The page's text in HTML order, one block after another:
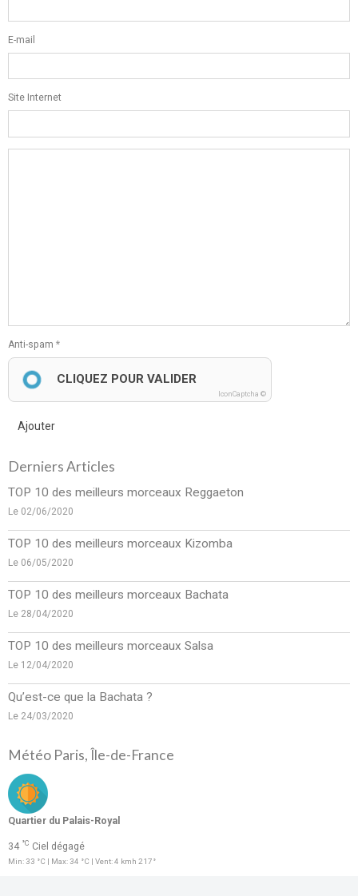
E-mail
Site Internet
Anti-spam
CLIQUEZ POUR VALIDER
IconCaptcha ©
Ajouter
Derniers Articles
TOP 10 des meilleurs morceaux Reggaeton
Le 02/06/2020
TOP 10 des meilleurs morceaux Kizomba
Le 06/05/2020
TOP 10 des meilleurs morceaux Bachata
Le 28/04/2020
TOP 10 des meilleurs morceaux Salsa
Le 12/04/2020
Qu’est-ce que la Bachata ?
Le 24/03/2020
Météo Paris, Île-de-France
Quartier du Palais-Royal
34 °C Ciel dégagé
Min: 33 °C | Max: 34 °C | Vent: 4 kmh 217°